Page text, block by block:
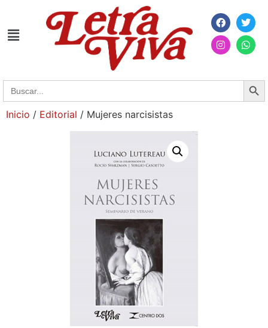
Search
for:
Inicio / Editorial / Mujeres narcisistas